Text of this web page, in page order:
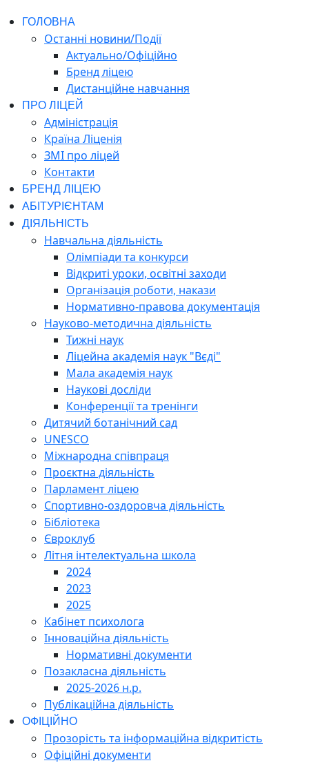
ГОЛОВНА
Останні новини/Події
Актуально/Офіційно
Бренд ліцею
Дистанційне навчання
ПРО ЛІЦЕЙ
Адміністрація
Країна Ліценія
ЗМІ про ліцей
Контакти
БРЕНД ЛІЦЕЮ
АБІТУРІЄНТАМ
ДІЯЛЬНІСТЬ
Навчальна діяльність
Олімпіади та конкурси
Відкриті уроки, освітні заходи
Організація роботи, накази
Нормативно-правова документація
Науково-методична діяльність
Тижні наук
Ліцейна академія наук "Вєді"
Мала академія наук
Наукові досліди
Конференції та тренінги
Дитячий ботанічний сад
UNESCO
Міжнародна співпраця
Проєктна діяльність
Парламент ліцею
Спортивно-оздоровча діяльність
Бібліотека
Євроклуб
Літня інтелектуальна школа
2024
2023
2025
Кабінет психолога
Інноваційна діяльність
Нормативні документи
Позакласна діяльність
2025-2026 н.р.
Публікаційна діяльність
ОФІЦІЙНО
Прозорість та інформаційна відкритість
Офіційні документи